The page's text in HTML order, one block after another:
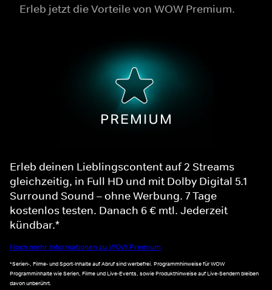
Erleb jetzt die Vorteile von WOW Premium.
Erleb deinen Lieblingscontent auf 2 Streams
gleichzeitig, in Full HD und mit Dolby Digital 5.1
Surround Sound – ohne Werbung. 7 Tage
kostenlos testen. Danach 6 € mtl. Jederzeit
kündbar.*
Noch mehr Informationen zu WOW Premium
*Serien-, Filme- und Sport-Inhalte auf Abruf sind werbefrei. Programmhinweise für WOW
Programminhalte wie Serien, Filme und Live-Events, sowie Produkthinweise auf Live-Sendern bleiben
davon unberührt.